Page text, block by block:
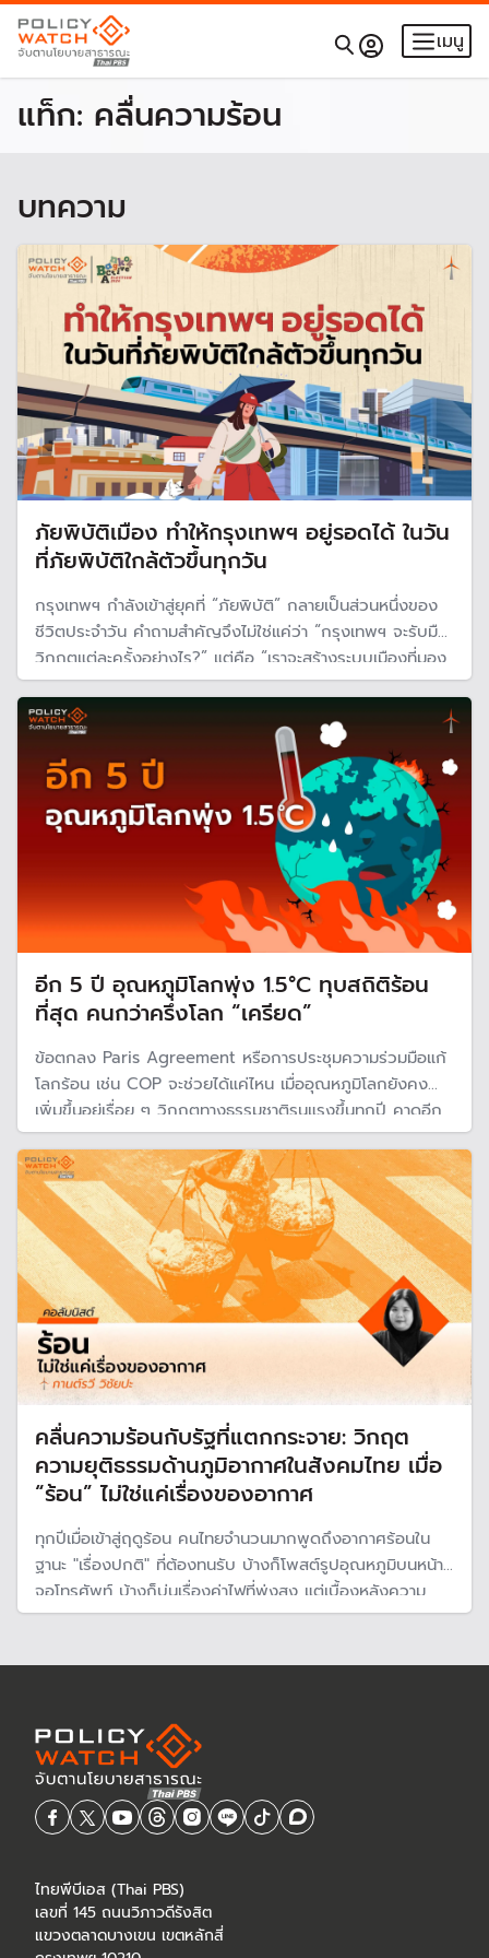
เมนู
แท็ก: คลื่นความร้อน
บทความ
ภัยพิบัติเมือง ทำให้กรุงเทพฯ อยู่รอดได้ ในวัน
ที่ภัยพิบัติใกล้ตัวขึ้นทุกวัน
กรุงเทพฯ กำลังเข้าสู่ยุคที่ “ภัยพิบัติ” กลายเป็นส่วนหนึ่งของ
ชีวิตประจำวัน คำถามสำคัญจึงไม่ใช่แค่ว่า “กรุงเทพฯ จะรับมือ
วิกฤตแต่ละครั้งอย่างไร?” แต่คือ “เราจะสร้างระบบเมืองที่มอง
เห็น เตือนภัย ป้องกัน และดูแลคนได้ก่อนเกิดวิกฤตอย่างไร?”
อีก 5 ปี อุณหภูมิโลกพุ่ง 1.5°C ทุบสถิติร้อน
ที่สุด คนกว่าครึ่งโลก “เครียด”
ข้อตกลง Paris Agreement หรือการประชุมความร่วมมือแก้
โลกร้อน เช่น COP จะช่วยได้แค่ไหน เมื่ออุณหภูมิโลกยังคง
เพิ่มขึ้นอยู่เรื่อย ๆ วิกฤตทางธรรมชาติรุนแรงขึ้นทุกปี คาดอีก
5 ปีอุณหภูมิเฉลี่ยของโลกพุ่งขึ้น 1.5°C ก่อนยุคอุตสาหกรรม
คนกว่าครึ่งโลกจะเผชิญ "ความเครียดจากความร้อน" หรือ
Heat Stress
คลื่นความร้อนกับรัฐที่แตกกระจาย: วิกฤต
ความยุติธรรมด้านภูมิอากาศในสังคมไทย เมื่อ
“ร้อน” ไม่ใช่แค่เรื่องของอากาศ
ทุกปีเมื่อเข้าสู่ฤดูร้อน คนไทยจำนวนมากพูดถึงอากาศร้อนใน
ฐานะ "เรื่องปกติ" ที่ต้องทนรับ บ้างก็โพสต์รูปอุณหภูมิบนหน้า
จอโทรศัพท์ บ้างก็บ่นเรื่องค่าไฟที่พุ่งสูง แต่เบื้องหลังความ
รู้สึก "ร้อน" นั้น มีความจริงที่หนักกว่ามาก
ไทยพีบีเอส (Thai PBS)
เลขที่ 145 ถนนวิภาวดีรังสิต
แขวงตลาดบางเขน เขตหลักสี่